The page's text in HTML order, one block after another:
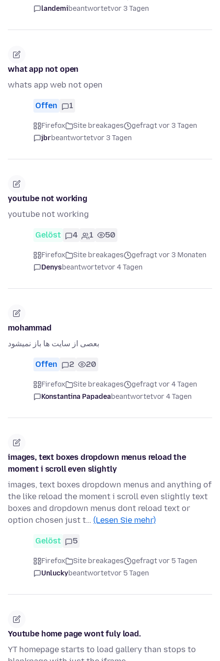
landemibeantwortetvor 3 Tagen
what app not open
whats app web not open
Offen 1
Firefox Site breakages
gefragt vor 3 Tagen
jbrbeantwortetvor 3 Tagen
youtube not working
youtube not working
Gelöst 4 1 50
Firefox Site breakages
gefragt vor 3 Monaten
Denysbeantwortetvor 4 Tagen
mohammad
بعصی از سایت ها باز نمیشود
Offen 2 20
Firefox Site breakages
gefragt vor 4 Tagen
Konstantina Papadeabeantwortetvor 4 Tagen
images, text boxes dropdown menus reload the
moment i scroll even slightly
images, text boxes dropdown menus and anything of
the like reload the moment i scroll even slightly text
boxes and dropdown menus dont reload text or
option chosen just t… (Lesen Sie mehr)
Gelöst 5
Firefox Site breakages
gefragt vor 5 Tagen
Unluckybeantwortetvor 5 Tagen
Youtube home page wont fuly load.
YT homepage starts to load gallery than stops to